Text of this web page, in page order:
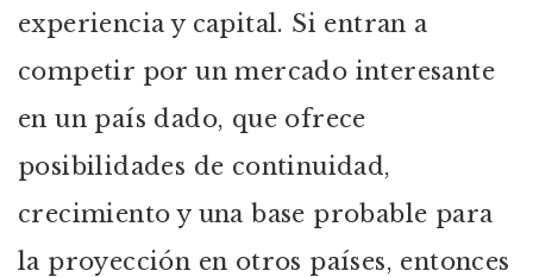
experiencia y capital. Si entran a
competir por un mercado interesante
en un país dado, que ofrece
posibilidades de continuidad,
crecimiento y una base probable para
la proyección en otros países, entonces